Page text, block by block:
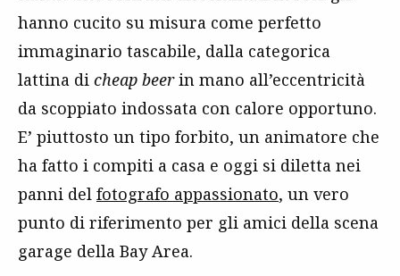
hanno cucito su misura come perfetto
immaginario tascabile, dalla categorica
lattina di cheap beerin mano all’eccentricità
da scoppiato indossata con calore opportuno.
E’ piuttosto un tipo forbito, un animatore che
ha fatto i compiti a casa e oggi si diletta nei
panni del fotografo appassionato, un vero
punto di riferimento per gli amici della scena
garage della Bay Area.